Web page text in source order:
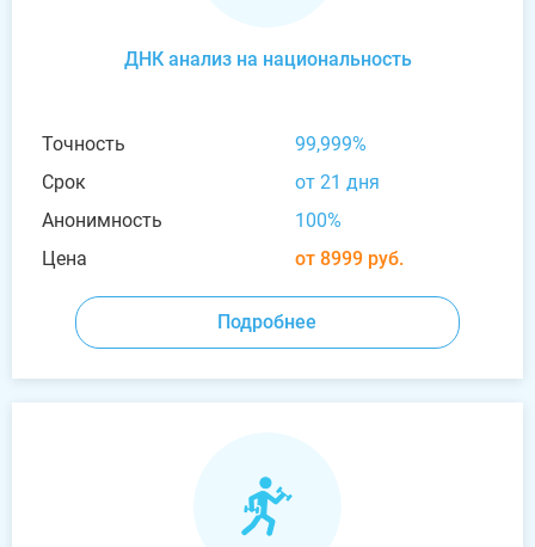
ДНК анализ на национальность
Точность
99,999%
Срок
от 21 дня
Анонимность
100%
Цена
от 8999 руб.
Подробнее